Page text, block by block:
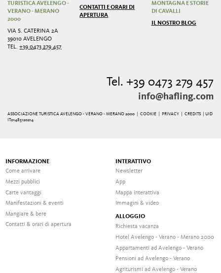
TURISTICA AVELENGO -
VERANO - MERANO
2000
VIA S. CATERINA 2A
39010 AVELENGO
TEL.+39 0473 279 457
CONTATTI E ORARI DI
APERTURA
MONTAGNA E STORIE
DI CAVALLI
IL NOSTRO BLOG
Tel. +39 0473 279 457
info@hafling.com
ASSOCIAZIONE TURISTICA AVELENGO - VERANO - MERANO 2000 | COOKIE PRIVACY |CREDITS
| UID
IT01485120214
INFORMAZIONE
Come arrivare
Mezzi pubblici
Carte vantaggi
Manifestazioni & eventi
Mangiare & bere
Contatti & orari di apertura
INTERATTIVO
Newsletter
App
Mappa interattiva
Immagini & video
ALLOGGIO
Richiesta vacanza
Hotel Avelengo - Verano - Merano 2000
Appartamenti ad Avelengo - Verano
Pensioni ad Avelengo - Verano
Agriturismi ad Avelengo - Verano